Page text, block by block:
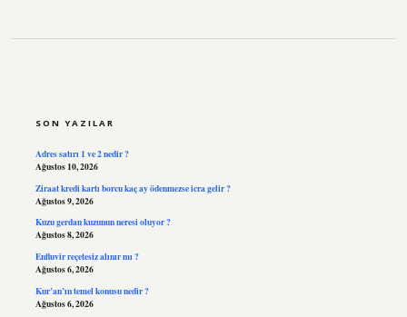
SON YAZILAR
Adres satırı 1 ve 2 nedir ?
Ağustos 10, 2026
Ziraat kredi kartı borcu kaç ay ödenmezse icra gelir ?
Ağustos 9, 2026
Kuzu gerdan kuzunun neresi oluyor ?
Ağustos 8, 2026
Enfluvir reçetesiz alınır mı ?
Ağustos 6, 2026
Kur’an’ın temel konusu nedir ?
Ağustos 6, 2026